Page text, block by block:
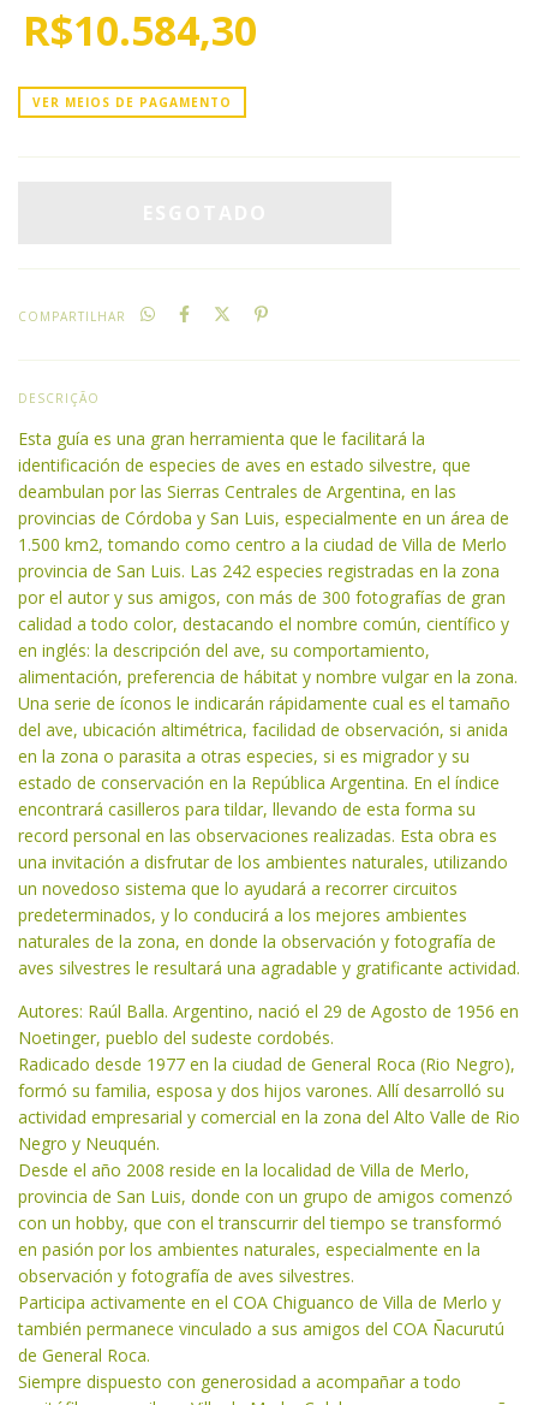
R$10.584,30
VER MEIOS DE PAGAMENTO
COMPARTILHAR
DESCRIÇÃO
Esta guía es una gran herramienta que le facilitará la
identificación de especies de aves en estado silvestre, que
deambulan por las Sierras Centrales de Argentina, en las
provincias de Córdoba y San Luis, especialmente en un área de
1.500 km2, tomando como centro a la ciudad de Villa de Merlo
provincia de San Luis. Las 242 especies registradas en la zona
por el autor y sus amigos, con más de 300 fotografías de gran
calidad a todo color, destacando el nombre común, científico y
en inglés: la descripción del ave, su comportamiento,
alimentación, preferencia de hábitat y nombre vulgar en la zona.
Una serie de íconos le indicarán rápidamente cual es el tamaño
del ave, ubicación altimétrica, facilidad de observación, si anida
en la zona o parasita a otras especies, si es migrador y su
estado de conservación en la República Argentina. En el índice
encontrará casilleros para tildar, llevando de esta forma su
record personal en las observaciones realizadas. Esta obra es
una invitación a disfrutar de los ambientes naturales, utilizando
un novedoso sistema que lo ayudará a recorrer circuitos
predeterminados, y lo conducirá a los mejores ambientes
naturales de la zona, en donde la observación y fotografía de
aves silvestres le resultará una agradable y gratificante actividad.
Autores: Raúl Balla. Argentino, nació el 29 de Agosto de 1956 en
Noetinger, pueblo del sudeste cordobés.
Radicado desde 1977 en la ciudad de General Roca (Rio Negro),
formó su familia, esposa y dos hijos varones. Allí desarrolló su
actividad empresarial y comercial en la zona del Alto Valle de Rio
Negro y Neuquén.
Desde el año 2008 reside en la localidad de Villa de Merlo,
provincia de San Luis, donde con un grupo de amigos comenzó
con un hobby, que con el transcurrir del tiempo se transformó
en pasión por los ambientes naturales, especialmente en la
observación y fotografía de aves silvestres.
Participa activamente en el COA Chiguanco de Villa de Merlo y
también permanece vinculado a sus amigos del COA Ñacurutú
de General Roca.
Siempre dispuesto con generosidad a acompañar a todo